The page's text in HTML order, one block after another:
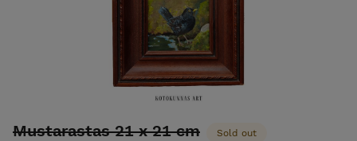
Mustarastas 21 x 21 cm Sold out